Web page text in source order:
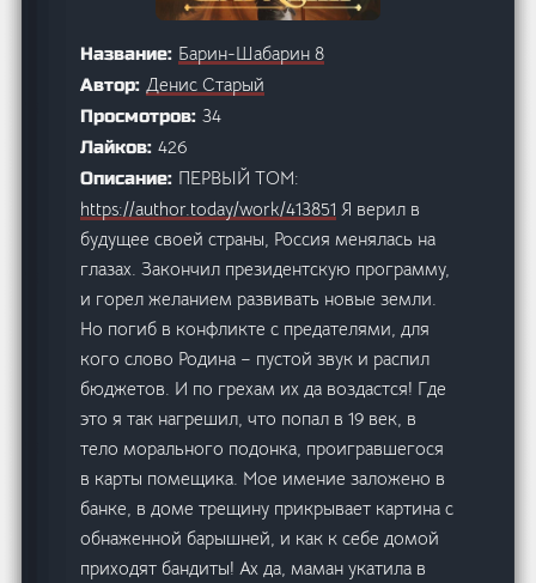
Название: Барин-Шабарин 8
Автор:Денис Старый
Просмотров:34
Лайков:426
Описание: ПЕРВЫЙ ТОМ:
https://author.today/work/413851 Я верил в
будущее своей страны, Россия менялась на
глазах. Закончил президентскую программу,
и горел желанием развивать новые земли.
Но погиб в конфликте с предателями, для
кого слово Родина – пустой звук и распил
бюджетов. И по грехам их да воздастся! Где
это я так нагрешил, что попал в 19 век, в
тело морального подонка, проигравшегося
в карты помещика. Мое имение заложено в
банке, в доме трещину прикрывает картина с
обнаженной барышней, и как к себе домой
приходят бандиты! Ах да, маман укатила в